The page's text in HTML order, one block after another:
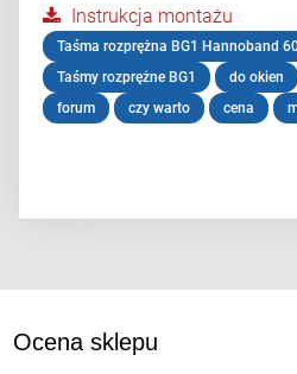
Instrukcja montażu
Taśma rozprężna BG1 Hannoband
Taśmy rozprężne BG1
do okien
forum
czy warto cena
Ocena sklepu